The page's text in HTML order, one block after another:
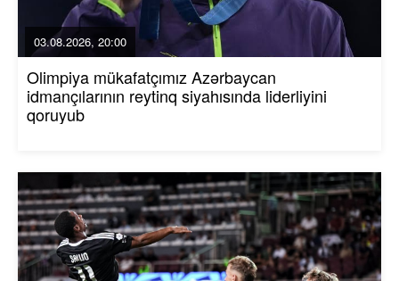
03.08.2026, 20:00
Olimpiya mükafatçımız Azərbaycan
idmançılarının reytinq siyahısında liderliyini
qoruyub